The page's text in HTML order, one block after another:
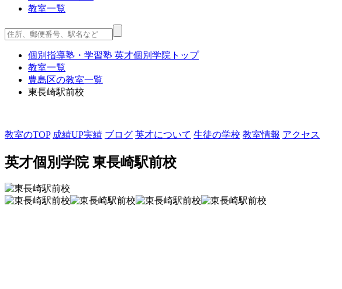
教室一覧
個別指導塾・学習塾 英才個別学院 トップ
教室一覧
豊島区の教室一覧
東長崎駅前校
教室のTOP 成績UP実績 ブログ 英才について 生徒の学校 教室情報 アクセス
英才個別学院 東長崎駅前校